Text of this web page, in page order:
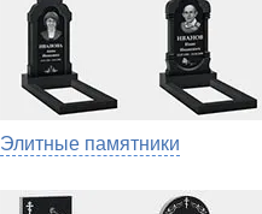
Элитные памятники